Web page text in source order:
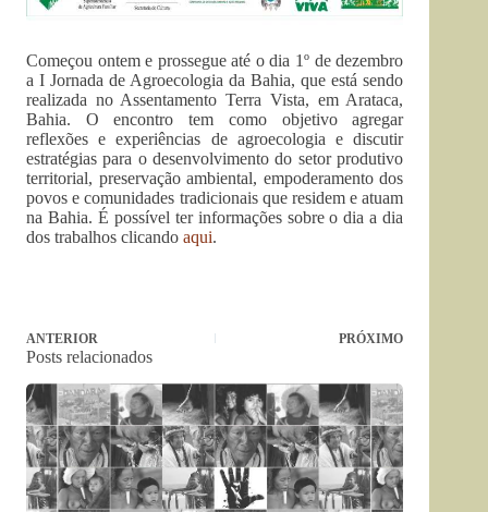
Começou ontem e prossegue até o dia 1º de dezembro
a I Jornada de Agroecologia da Bahia, que está sendo
realizada no Assentamento Terra Vista, em Arataca,
Bahia. O encontro tem como objetivo agregar
reflexões e experiências de agroecologia e discutir
estratégias para o desenvolvimento do setor produtivo
territorial, preservação ambiental, empoderamento dos
povos e comunidades tradicionais que residem e atuam
na Bahia. É possível ter informações sobre o dia a dia
dos trabalhos clicando aqui.
ANTERIOR PRÓXIMO
Posts relacionados